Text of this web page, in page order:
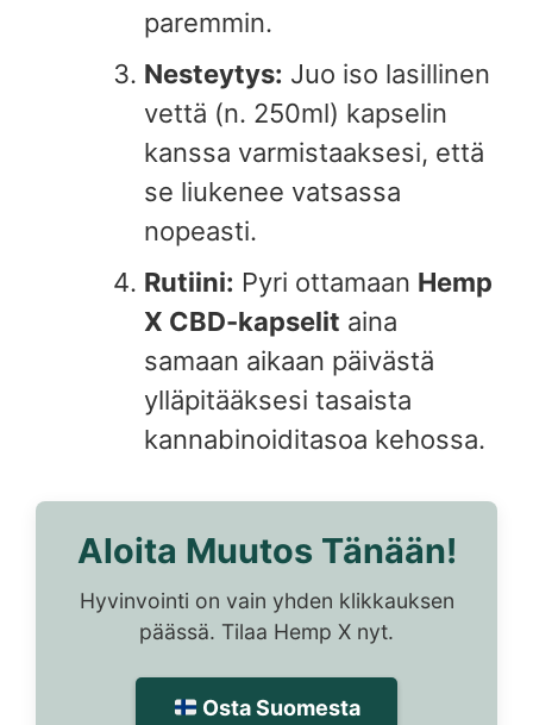
paremmin.
Nesteytys: Juo iso lasillinen
vettä (n. 250ml) kapselin
kanssa varmistaaksesi, että
se liukenee vatsassa
nopeasti.
Rutiini: Pyri ottamaan Hemp
X CBD-kapselit aina
samaan aikaan päivästä
ylläpitääksesi tasaista
kannabinoiditasoa kehossa.
Aloita Muutos Tänään!
Hyvinvointi on vain yhden klikkauksen
päässä. Tilaa Hemp X nyt.
Osta Suomesta